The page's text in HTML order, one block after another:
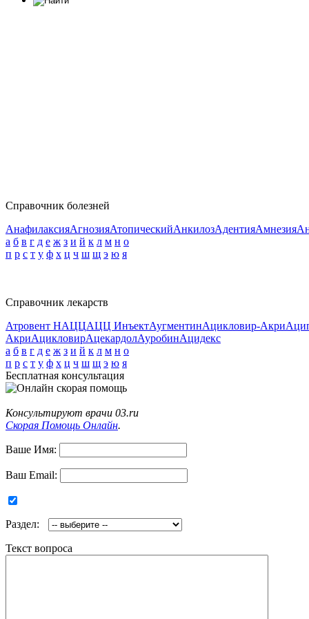
Справочник болезней
АнафилаксияАгнозияАтопическийАнкилозАдентияАмнезия
а б в г д е ж з и й к л м н о
п р с т у ф х ц ч ш щ э ю я
Справочник лекарств
Атровент НАЦЦАЦЦ ИнъектАугментинАцикловир-Акри
АкриАцикловирАцекардолАуробинАцидекс
а б в г д е ж з и й к л м н о
п р с т у ф х ц ч ш щ э ю я
Бесплатная консультация
Консультируют врачи 03.ru
Скорая Помощь Онлайн.
Ваше Имя:
Ваш Email:
Раздел:
Текст вопроса